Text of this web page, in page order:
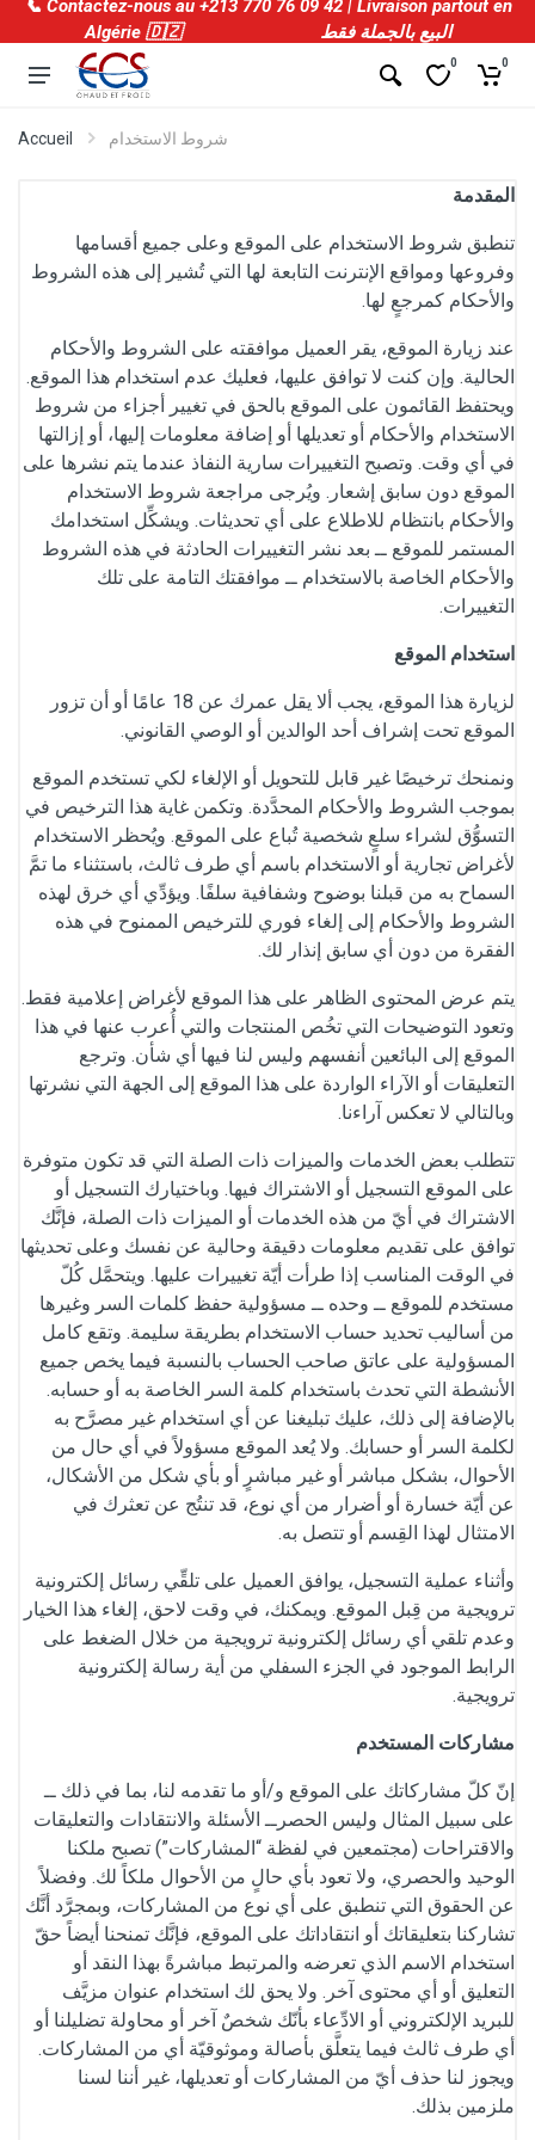
📞 Contactez-nous au +213 770 76 09 42 | Livraison partout en
Algérie 🇩🇿 البيع بالجملة فقط
0 0
Accueil شروط الاستخدام
المقدمة
تنطبق شروط الاستخدام على الموقع وعلى جميع أقسامها
وفروعها ومواقع الإنترنت التابعة لها التي تُشير إلى هذه الشروط
والأحكام كمرجعٍ لها.
عند زيارة الموقع، يقر العميل موافقته على الشروط والأحكام
الحالية. وإن كنت لا توافق عليها، فعليك عدم استخدام هذا الموقع.
ويحتفظ القائمون على الموقع بالحق في تغيير أجزاء من شروط
الاستخدام والأحكام أو تعديلها أو إضافة معلومات إليها، أو إزالتها
في أي وقت. وتصبح التغييرات سارية النفاذ عندما يتم نشرها على
الموقع دون سابق إشعار. ويُرجى مراجعة شروط الاستخدام
والأحكام بانتظام للاطلاع على أي تحديثات. ويشكِّل استخدامك
المستمر للموقع ــ بعد نشر التغييرات الحادثة في هذه الشروط
والأحكام الخاصة بالاستخدام ــ موافقتك التامة على تلك
التغييرات.
استخدام الموقع
لزيارة هذا الموقع، يجب ألا يقل عمرك عن 18 عامًا أو أن تزور
الموقع تحت إشراف أحد الوالدين أو الوصي القانوني.
ونمنحك ترخيصًا غير قابل للتحويل أو الإلغاء لكي تستخدم الموقع
بموجب الشروط والأحكام المحدَّدة. وتكمن غاية هذا الترخيص في
التسوُّق لشراء سلعٍ شخصية تُباع على الموقع. ويُحظر الاستخدام
لأغراض تجارية أو الاستخدام باسم أي طرف ثالث، باستثناء ما تمَّ
السماح به من قبلنا بوضوح وشفافية سلفًا. ويؤدِّي أي خرق لهذه
الشروط والأحكام إلى إلغاء فوري للترخيص الممنوح في هذه
الفقرة من دون أي سابق إنذار لك.
يتم عرض المحتوى الظاهر على هذا الموقع لأغراض إعلامية فقط.
وتعود التوضيحات التي تخُص المنتجات والتي أُعرب عنها في هذا
الموقع إلى البائعين أنفسهم وليس لنا فيها أي شأن. وترجع
التعليقات أو الآراء الواردة على هذا الموقع إلى الجهة التي نشرتها
وبالتالي لا تعكس آراءنا.
تتطلب بعض الخدمات والميزات ذات الصلة التي قد تكون متوفرة
على الموقع التسجيل أو الاشتراك فيها. وباختيارك التسجيل أو
الاشتراك في أيّ من هذه الخدمات أو الميزات ذات الصلة، فإنَّك
توافق على تقديم معلومات دقيقة وحالية عن نفسك وعلى تحديثها
في الوقت المناسب إذا طرأت أيّة تغييرات عليها. ويتحمَّل كُلّ
مستخدم للموقع ــ وحده ــ مسؤولية حفظ كلمات السر وغيرها
من أساليب تحديد حساب الاستخدام بطريقة سليمة. وتقع كامل
المسؤولية على عاتق صاحب الحساب بالنسبة فيما يخص جميع
الأنشطة التي تحدث باستخدام كلمة السر الخاصة به أو حسابه.
بالإضافة إلى ذلك، عليك تبليغنا عن أي استخدام غير مصرَّح به
لكلمة السر أو حسابك. ولا يُعد الموقع مسؤولاً في أي حال من
الأحوال، بشكل مباشر أو غير مباشرٍ أو بأي شكل من الأشكال،
عن أيّة خسارة أو أضرار من أي نوع، قد تنتُج عن تعثرك في
الامتثال لهذا القِسم أو تتصل به.
وأثناء عملية التسجيل، يوافق العميل على تلقِّي رسائل إلكترونية
ترويجية من قِبل الموقع. ويمكنك، في وقت لاحق، إلغاء هذا الخيار
وعدم تلقي أي رسائل إلكترونية ترويجية من خلال الضغط على
الرابط الموجود في الجزء السفلي من أية رسالة إلكترونية
ترويجية.
مشاركات المستخدم
إنّ كلّ مشاركاتك على الموقع و/أو ما تقدمه لنا، بما في ذلك ــ
على سبيل المثال وليس الحصرــ الأسئلة والانتقادات والتعليقات
والاقتراحات (مجتمعين في لفظة “المشاركات”) تصبح ملكنا
الوحيد والحصري، ولا تعود بأي حالٍ من الأحوال ملكاً لك. وفضلاً
عن الحقوق التي تنطبق على أي نوع من المشاركات، وبمجرَّد أنَّك
تشاركنا بتعليقاتك أو انتقاداتك على الموقع، فإنَّك تمنحنا أيضاً حقّ
استخدام الاسم الذي تعرضه والمرتبط مباشرةً بهذا النقد أو
التعليق أو أي محتوى آخر. ولا يحق لك استخدام عنوان مزيَّف
للبريد الإلكتروني أو الادِّعاء بأنّك شخصٌ آخر أو محاولة تضليلنا أو
أي طرف ثالث فيما يتعلَّق بأصالة وموثوقيّة أي من المشاركات.
ويجوز لنا حذف أيّ من المشاركات أو تعديلها، غير أننا لسنا
ملزمين بذلك.